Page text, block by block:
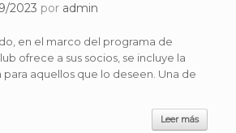
2023 por admin
en el marco del programa de
ofrece a sus socios, se incluye la
aquellos que lo deseen. Una de
Leer más